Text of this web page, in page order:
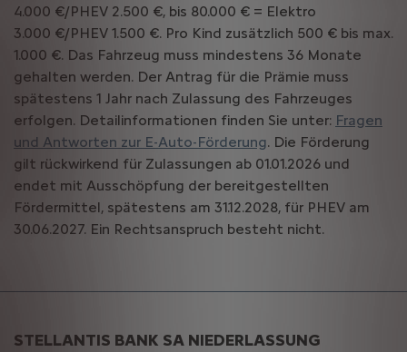
4.000 €/PHEV 2.500 €, bis 80.000 € = Elektro
3.000 €/PHEV 1.500 €. Pro Kind zusätzlich 500 € bis max.
1.000 €. Das Fahrzeug muss mindestens 36 Monate
gehalten werden. Der Antrag für die Prämie muss
spätestens 1 Jahr nach Zulassung des Fahrzeuges
erfolgen. Detailinformationen finden Sie unter: Fragen
und Antworten zur E-Auto-Förderung. Die Förderung
gilt rückwirkend für Zulassungen ab 01.01.2026 und
endet mit Ausschöpfung der bereitgestellten
Fördermittel, spätestens am 31.12.2028, für PHEV am
30.06.2027. Ein Rechtsanspruch besteht nicht.
STELLANTIS BANK SA NIEDERLASSUNG